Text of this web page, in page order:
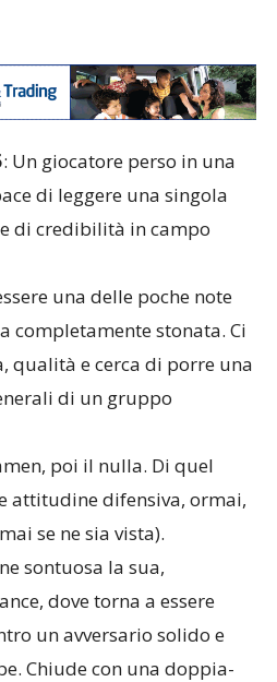
: Un giocatore perso in una
di leggere una singola
di credibilità in campo
una delle poche note
completamente stonata. Ci
qualità e cerca di porre una
di un gruppo
poi il nulla. Di quel
attitudine difensiva, ormai,
se ne sia vista).
sontuosa la sua,
dove torna a essere
un avversario solido e
Chiude con una doppia-